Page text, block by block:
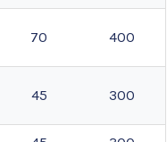
70 400
45 300